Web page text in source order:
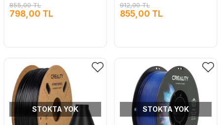
855,00 TL
798,00 TL
912,00 TL
855,00 TL
STOKTA YOK STOKTA YOK